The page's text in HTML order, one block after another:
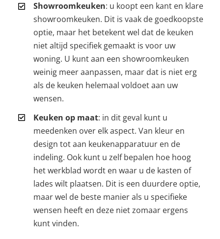
Showroomkeuken: u koopt een kant en klare
showroomkeuken. Dit is vaak de goedkoopste
optie, maar het betekent wel dat de keuken
niet altijd specifiek gemaakt is voor uw
woning. U kunt aan een showroomkeuken
weinig meer aanpassen, maar dat is niet erg
als de keuken helemaal voldoet aan uw
wensen.
Keuken op maat: in dit geval kunt u
meedenken over elk aspect. Van kleur en
design tot aan keukenapparatuur en de
indeling. Ook kunt u zelf bepalen hoe hoog
het werkblad wordt en waar u de kasten of
lades wilt plaatsen. Dit is een duurdere optie,
maar wel de beste manier als u specifieke
wensen heeft en deze niet zomaar ergens
kunt vinden.